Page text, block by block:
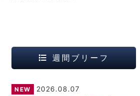
週間ブリーフ
NEW 2026.08.07